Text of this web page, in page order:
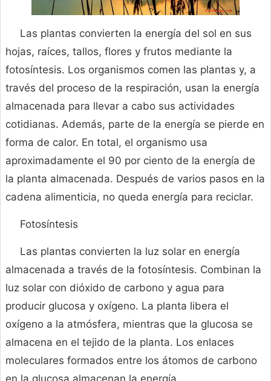
Las plantas convierten la energía del sol en sus
hojas, raíces, tallos, flores y frutos mediante la
fotosíntesis. Los organismos comen las plantas y, a
través del proceso de la respiración, usan la energía
almacenada para llevar a cabo sus actividades
cotidianas. Además, parte de la energía se pierde en
forma de calor. En total, el organismo usa
aproximadamente el 90 por ciento de la energía de
la planta almacenada. Después de varios pasos en la
cadena alimenticia, no queda energía para reciclar.
Fotosíntesis
Las plantas convierten la luz solar en energía
almacenada a través de la fotosíntesis. Combinan la
luz solar con dióxido de carbono y agua para
producir glucosa y oxígeno. La planta libera el
oxígeno a la atmósfera, mientras que la glucosa se
almacena en el tejido de la planta. Los enlaces
moleculares formados entre los átomos de carbono